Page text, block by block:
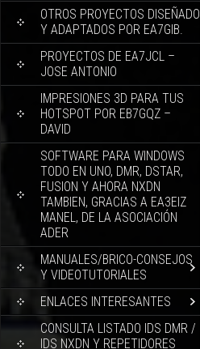
OTROS PROYECTOS DISEÑADO
Y ADAPTADOS POR EA7GIB.
PROYECTOS DE EA7JCL –
JOSE ANTONIO
IMPRESIONES 3D PARA TUS
HOTSPOT POR EB7GQZ –
DAVID
SOFTWARE PARA WINDOWS
TODO EN UNO, DMR, DSTAR,
FUSION Y AHORA NXDN
TAMBIEN, GRACIAS A EA3EIZ
MANEL, DE LA ASOCIACIÓN
ADER
MANUALES/BRICO-CONSEJOS
Y VIDEOTUTORIALES
ENLACES INTERESANTES
CONSULTA LISTADO IDS DMR /
IDS NXDN Y REPETIDORES